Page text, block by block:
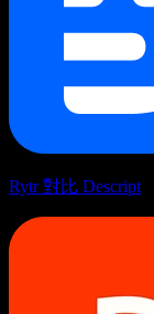
Rytr 對比 Descript